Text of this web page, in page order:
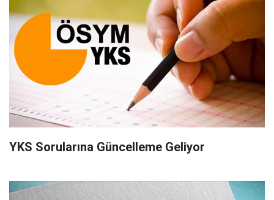
YKS Sorularına Güncelleme Geliyor